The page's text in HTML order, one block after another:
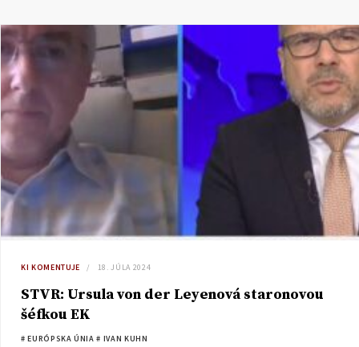
KI KOMENTUJE 18. JÚLA 2024
STVR: Ursula von der Leyenová staronovou
šéfkou EK
# EURÓPSKA ÚNIA # IVAN KUHN